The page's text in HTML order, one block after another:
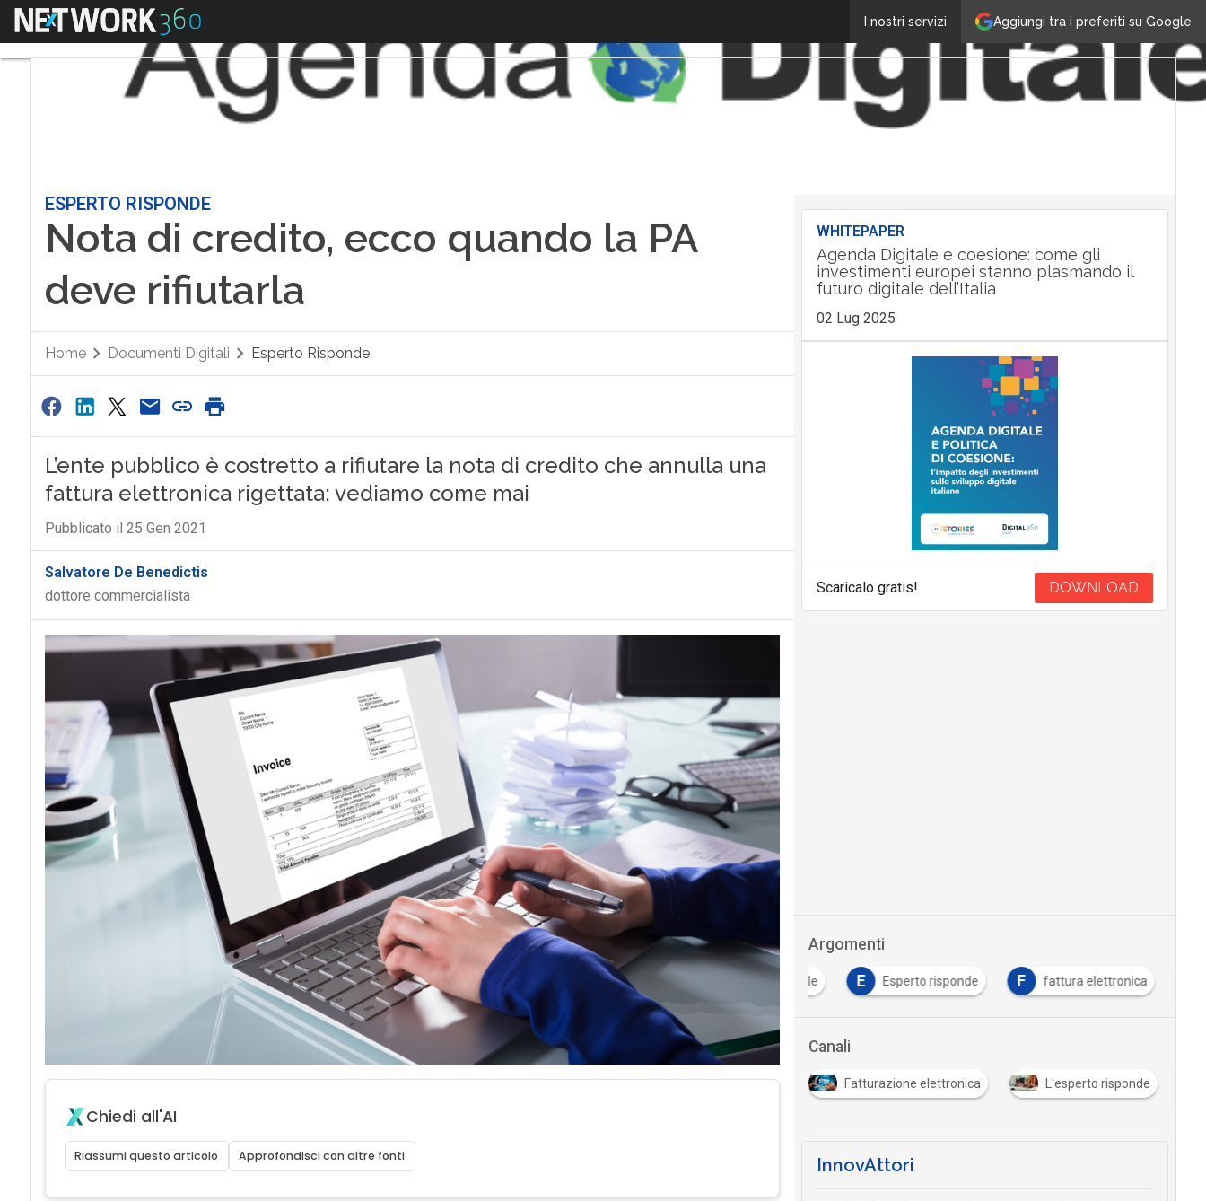
Aggiungi tra i preferiti su Google
I nostri servizi
Menu
ESPERTO RISPONDE
Nota di credito, ecco quando la PA
deve rifiutarla
Home Documenti Digitali Esperto Risponde
L’ente pubblico è costretto a rifiutare la nota di credito che annulla una
fattura elettronica rigettata: vediamo come mai
Pubblicato il 25 Gen 2021
Salvatore De Benedictis
dottore commercialista
Chiedi all'AI
Riassumi questo articolo Approfondisci con altre fonti
WHITEPAPER
Agenda Digitale e coesione: come gli
investimenti europei stanno plasmando il
futuro digitale dell’Italia
02 Lug 2025
Scaricalo gratis! DOWNLOAD
Argomenti
C conservazione digitale E Esperto risponde F fattura elettronica
Canali
Documenti digitali Fatturazione elettronica L'esperto risponde
InnovAttori